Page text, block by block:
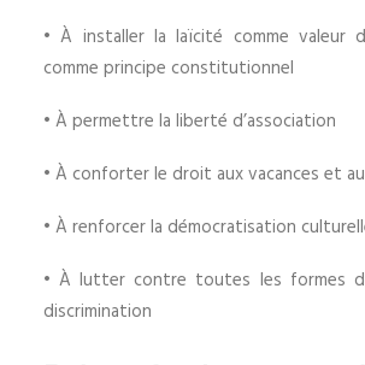
• À installer la laïcité comme valeur
comme principe constitutionnel
• À permettre la liberté d’association
• À conforter le droit aux vacances et
• À renforcer la démocratisation
• À lutter contre toutes les formes
discrimination